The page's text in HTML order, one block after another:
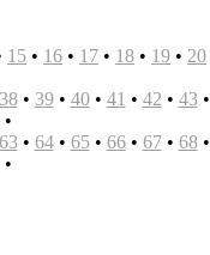
15 • 16 • 17 • 18 • 19 • 20
38• 39• 40• 41 • 42 • 43•
•
63• 64• 65• 66• 67• 68•
•